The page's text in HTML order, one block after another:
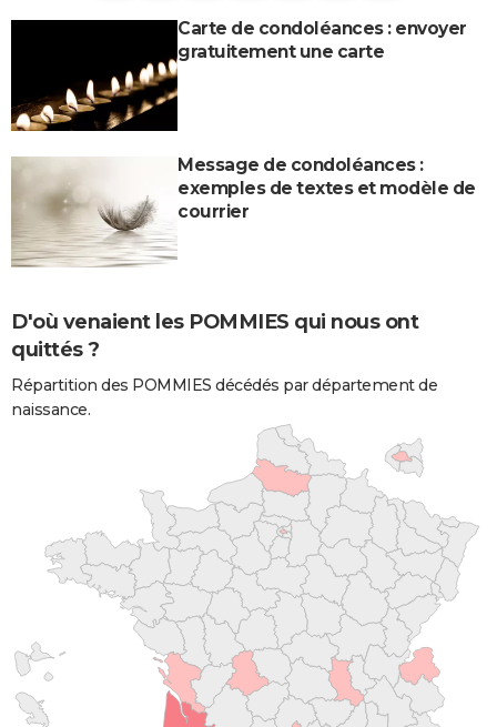
Carte de condoléances : envoyer
gratuitement une carte
Message de condoléances :
exemples de textes et modèle de
courrier
D'où venaient les POMMIES qui nous ont
quittés ?
Répartition des POMMIES décédés par département de
naissance.